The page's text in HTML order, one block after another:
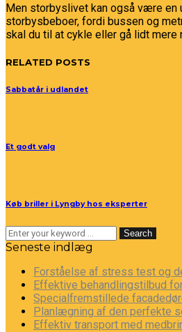
Men storbyslivet kan også være en
storbysbeboer, fordi bussen og
skal du til at cykle eller gå lidt mere
RELATED POSTS
Sabbatår i udlandet
Et godt valg
Køb briller i Lyngby hos eksperter
Search
Seneste indlæg
Forståelse af stress test og
Effektive behandlingstilbud
Specialfremstillede
Planlægning af den perfekte
Effektiv transport med